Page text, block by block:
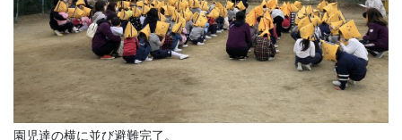
園児達の横に並び避難完了。